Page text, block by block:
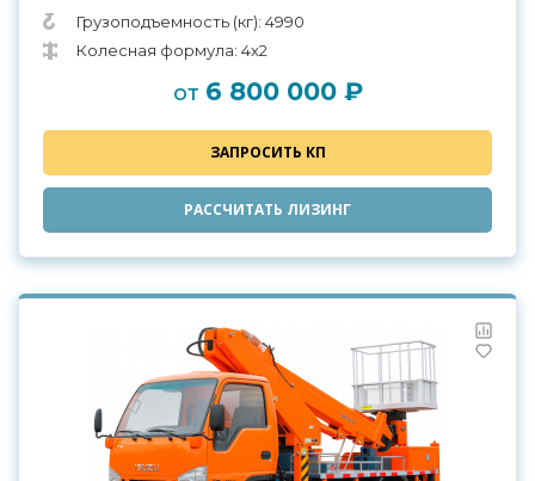
Грузоподъемность (кг): 4990
Колесная формула: 4х2
от 6 800 000 ₽
ЗАПРОСИТЬ КП
РАССЧИТАТЬ ЛИЗИНГ